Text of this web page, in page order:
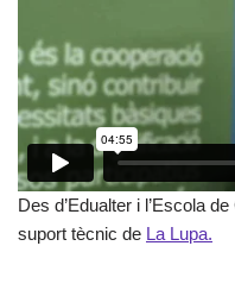
Des d’Edualter i l’Escola
suport tècnic de La Lupa.